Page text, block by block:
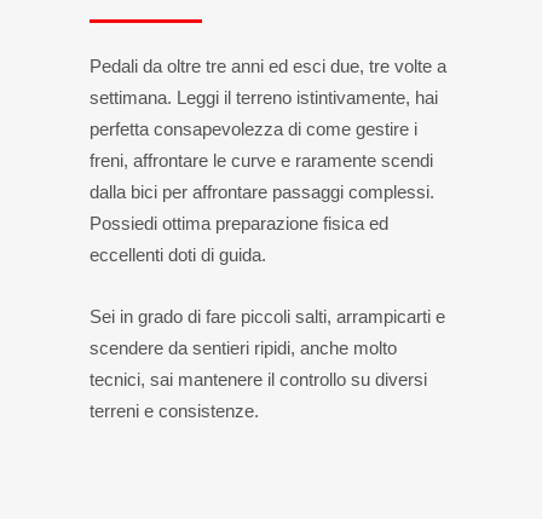
Pedali da oltre tre anni ed esci due, tre volte a
settimana. Leggi il terreno istintivamente, hai
perfetta consapevolezza di come gestire i
freni, affrontare le curve e raramente scendi
dalla bici per affrontare passaggi complessi.
Possiedi ottima preparazione fisica ed
eccellenti doti di guida.
Sei in grado di fare piccoli salti, arrampicarti e
scendere da sentieri ripidi, anche molto
tecnici, sai mantenere il controllo su diversi
terreni e consistenze.